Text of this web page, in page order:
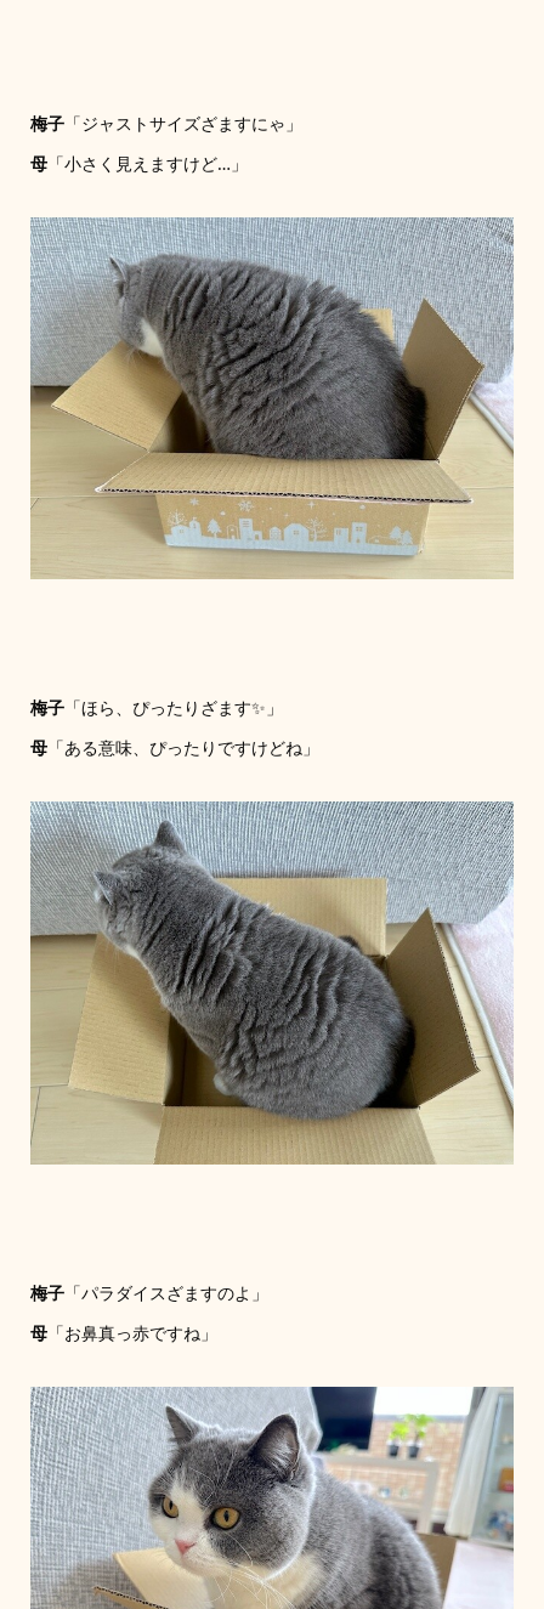
梅子「ジャストサイズざますにゃ」
母「小さく見えますけど…」
梅子「ほら、ぴったりざます✨」
母「ある意味、ぴったりですけどね」
梅子「パラダイスざますのよ」
母「お鼻真っ赤ですね」